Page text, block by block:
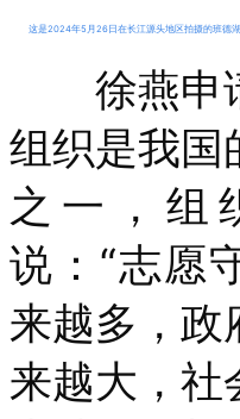
这是2024年5月26日在长江源头地区拍摄的班德湖
徐燕申
组织是我国
之一，组
说：“志愿
来越多，政
来越大，社